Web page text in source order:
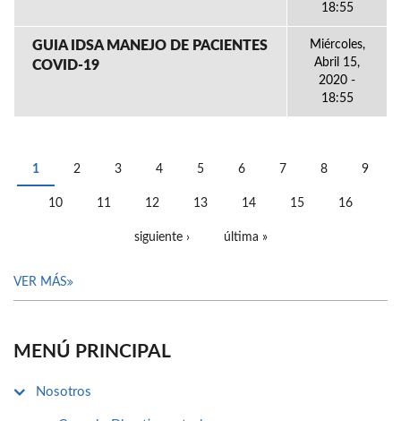
18:55
GUIA IDSA MANEJO DE PACIENTES
COVID-19
Miércoles,
Abril 15,
2020 -
18:55
PÁGINAS
1 2 3 4 5 6 7 8 9
10 11 12 13 14 15 16
siguiente › última »
VER MÁS
MENÚ PRINCIPAL
Nosotros